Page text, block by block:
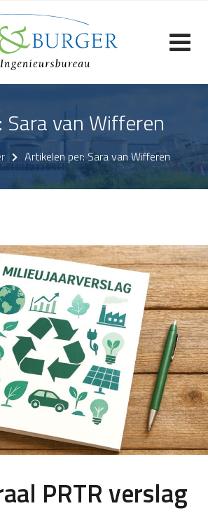
van Wifferen
Artikelen per: Sara van Wifferen
PRTR verslag